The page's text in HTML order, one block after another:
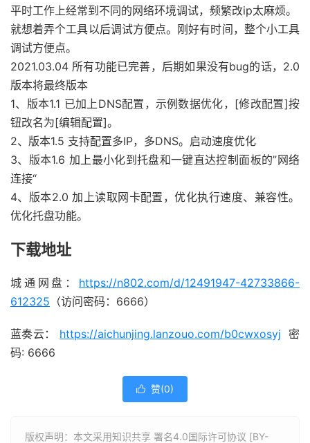
平时工作上经常到不同的网络环境调试，频繁改ip太麻烦。
就想着弄个工具以后调试方便点。刚好有时间，整个小工具
调试方便点。
2021.03.04 所有功能已完善，后期如果没有bug的话，2.0
版本将最终版本
1、版本1.1 已加上DNS配置，示例数据优化，[修改配置]按
钮改名为[编辑配置]。
2、版本1.5 支持配置多IP，多DNS。启动速度优化
3、版本1.6 加上最小化到托盘和一键直达控制面板的”网络
连接“
4、版本2.0 加上读取网卡配置，优化执行速度、兼容性。
优化托盘功能。
下载地址
城通网盘： https://n802.com/d/12491947-42733866-
612325 （访问密码：6666）
蓝奏云： https://aichunjing.lanzouo.com/b0cwxosyj 密
码: 6666
 赞(0)
版权声明：本文采用知识共享 署名4.0国际许可协议 [BY-